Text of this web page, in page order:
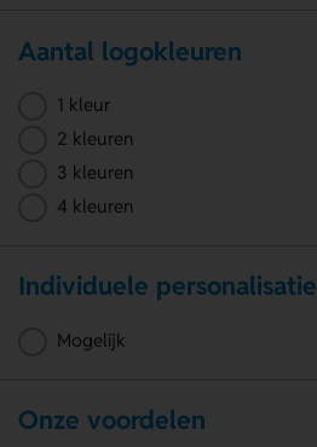
Aantal logokleuren
1 kleur
2 kleuren
3 kleuren
4 kleuren
Individuele personalisatie
Mogelijk
Onze voordelen